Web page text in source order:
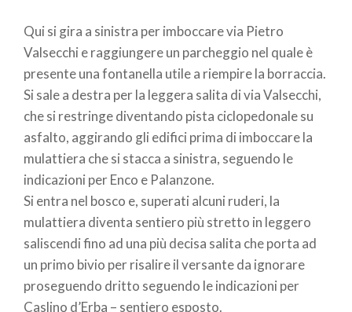
Qui si gira a sinistra per imboccare via Pietro
Valsecchi e raggiungere un parcheggio nel quale è
presente una fontanella utile a riempire la borraccia.
Si sale a destra per la leggera salita di via Valsecchi,
che si restringe diventando pista ciclopedonale su
asfalto, aggirando gli edifici prima di imboccare la
mulattiera che si stacca a sinistra, seguendo le
indicazioni per Enco e Palanzone.
Si entra nel bosco e, superati alcuni ruderi, la
mulattiera diventa sentiero più stretto in leggero
saliscendi fino ad una più decisa salita che porta ad
un primo bivio per risalire il versante da ignorare
proseguendo dritto seguendo le indicazioni per
Caslino d’Erba – sentiero esposto.